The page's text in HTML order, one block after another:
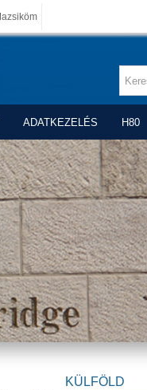
ADATKEZELÉS H80
KÜLFÖLD